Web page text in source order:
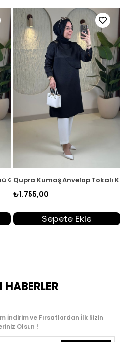
2003
Gizli Düğmeli Kadın Tunik Acı
Qupra Kumaş Anvelop Tokalı
₺1.755,00
Sepete Ekle
HABERLER
İndirim ve Fırsatlardan İlk Sizin
Olsun !